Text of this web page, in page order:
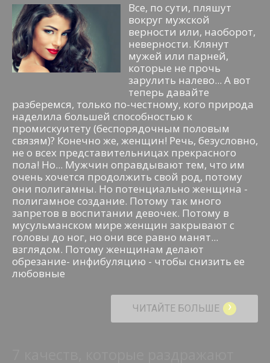
Все, по сути, пляшут
вокруг мужской
верности или, наоборот,
неверности. Клянут
мужей или парней,
которые не прочь
зарулить налево... А вот
теперь давайте
разберемся, только по-честному, кого природа
наделила большей способностью к
промискуитету (беспорядочным половым
связям)? Конечно же, женщин! Речь, безусловно,
не о всех представительницах прекрасного
пола! Но... Мужчин оправдывают тем, что им
очень хочется продолжить свой род, потому
они полигамны. Но потенциально женщина -
полигамное создание. Потому так много
запретов в воспитании девочек. Потому в
мусульманском мире женщин закрывают с
головы до ног, но они все равно манят...
взглядом. Потому женщинам делают
обрезание- инфибуляцию - чтобы снизить ее
любовные
ЧИТАЙТЕ БОЛЬШЕ ›